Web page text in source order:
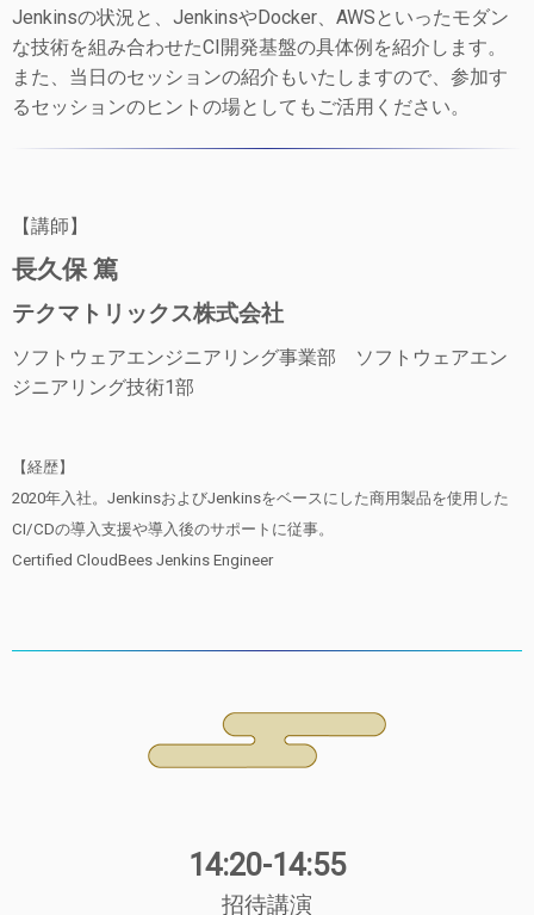
Jenkinsの状況と、JenkinsやDocker、AWSといったモダン
な技術を組み合わせたCI開発基盤の具体例を紹介します。
また、当日のセッションの紹介もいたしますので、参加す
るセッションのヒントの場としてもご活用ください。
【講師】
長久保 篤
テクマトリックス株式会社
ソフトウェアエンジニアリング事業部 ソフトウェアエン
ジニアリング技術1部
【経歴】
2020年入社。JenkinsおよびJenkinsをベースにした商用製品を使用した
CI/CDの導入支援や導入後のサポートに従事。
Certified CloudBees Jenkins Engineer
14:20-14:55
招待講演